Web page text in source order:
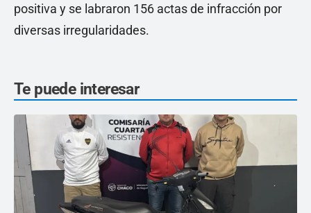
positiva y se labraron 156 actas de infracción por
diversas irregularidades.
Te puede interesar